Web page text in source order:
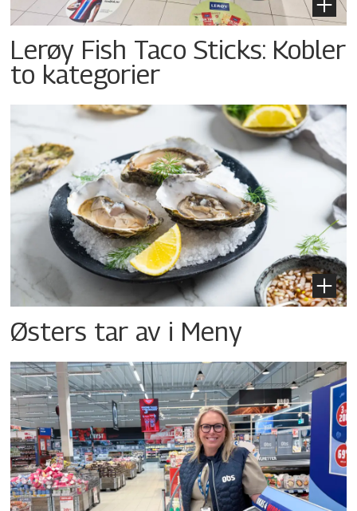
Lerøy Fish Taco Sticks: Kobler
to kategorier
Østers tar av i Meny